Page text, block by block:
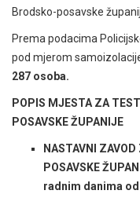
Brodsko-posavske
Prema podacima
pod mjerom
287 osoba.
POPIS MJESTA ZA
POSAVSKE ŽUPANIJE
NASTAVNI
POSAVSKE
radnim danima od